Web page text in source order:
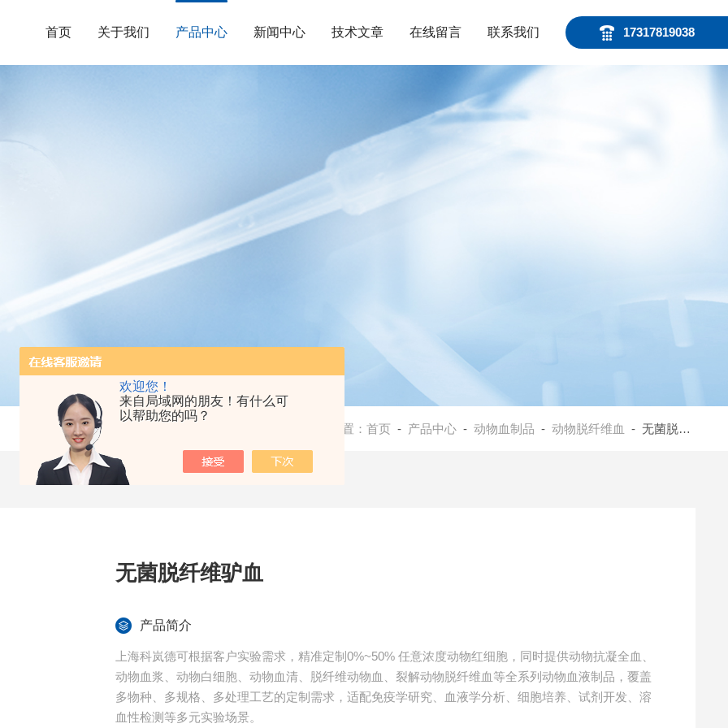
欢迎您！
来自局域网的朋友！有什么可
以帮助您的吗？
17317819038
首页 关于我们 产品中心 新闻中心 技术文章 在线留言 联系我们
当前位置：首页 - 产品中心 -动物血制品 -动物脱纤维血 - 无菌脱纤维驴血
无菌脱纤维驴血
产品简介
上海科岚德可根据客户实验需求，精准定制0%~50% 任意浓度动物红细胞，同时提供动物抗凝全血、
动物血浆、动物白细胞、动物血清、脱纤维动物血、裂解动物脱纤维血等全系列动物血液制品，覆盖
多物种、多规格、多处理工艺的定制需求，适配免疫学研究、血液学分析、细胞培养、试剂开发、溶
血性检测等多元实验场景。